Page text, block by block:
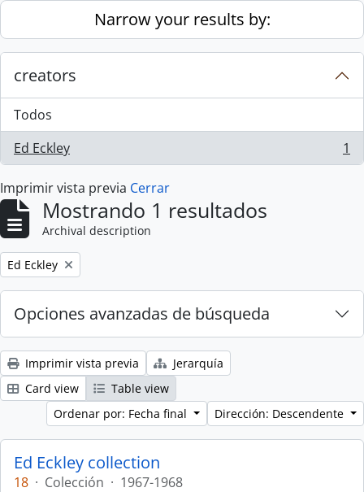
Skip to main contentNarrow your results by:
creators
Todos
Ed Eckley
, 1 resultados 1
Imprimir vista previa Cerrar
Mostrando 1 resultados
Archival description
Remove filter:
Ed Eckley
Opciones avanzadas de búsqueda
Imprimir vista previa
Jerarquía
Card view
Table view
Ordenar por: Fecha final
Dirección: Descendente
Ed Eckley collection
18 · Colección · 1967-1968